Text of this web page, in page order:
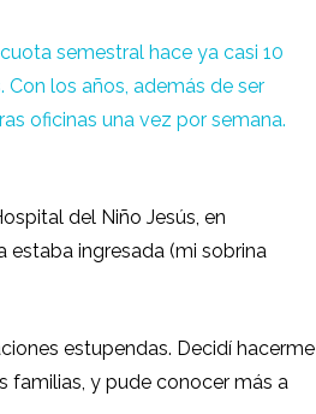
semestral hace ya casi 10
los años, además de ser
oficinas una vez por semana.
del Niño Jesús, en
estaba ingresada (mi sobrina
estupendas. Decidí hacerme
familias, y pude conocer más a